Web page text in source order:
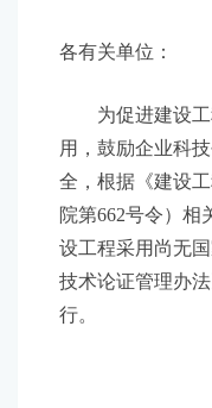
各有关单位：
为促进建设工
用，鼓励企业科
全，根据《建设
院第662号令）相
设工程采用尚无
技术论证管理办
行。